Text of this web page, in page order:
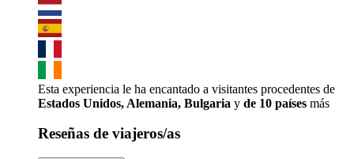
Esta experiencia le ha encantado a visitantes procedentes de
Estados Unidos, Alemania, Bulgaria y de 10 países más
Reseñas de viajeros/as